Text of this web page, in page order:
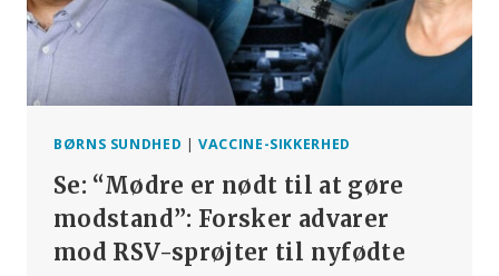
WHO’S
INTERNATIONALE
SUNDHEDSREGULATIV
BØRNS SUNDHED |VACCINE-SIKKERHED
Se: “Mødre er nødt til at gøre
modstand”: Forsker advarer
mod RSV-sprøjter til nyfødte